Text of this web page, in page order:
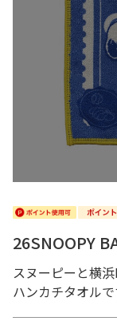
26SNOOPY
スヌーピーと横
ハンカチタオルで